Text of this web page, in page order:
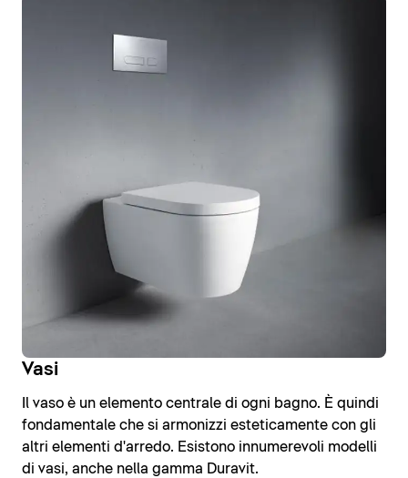
Vasi
Il vaso è un elemento centrale di ogni bagno. È quindi
fondamentale che si armonizzi esteticamente con gli
altri elementi d'arredo. Esistono innumerevoli modelli
di vasi, anche nella gamma Duravit.